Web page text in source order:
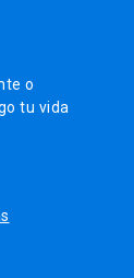
o
tu vida